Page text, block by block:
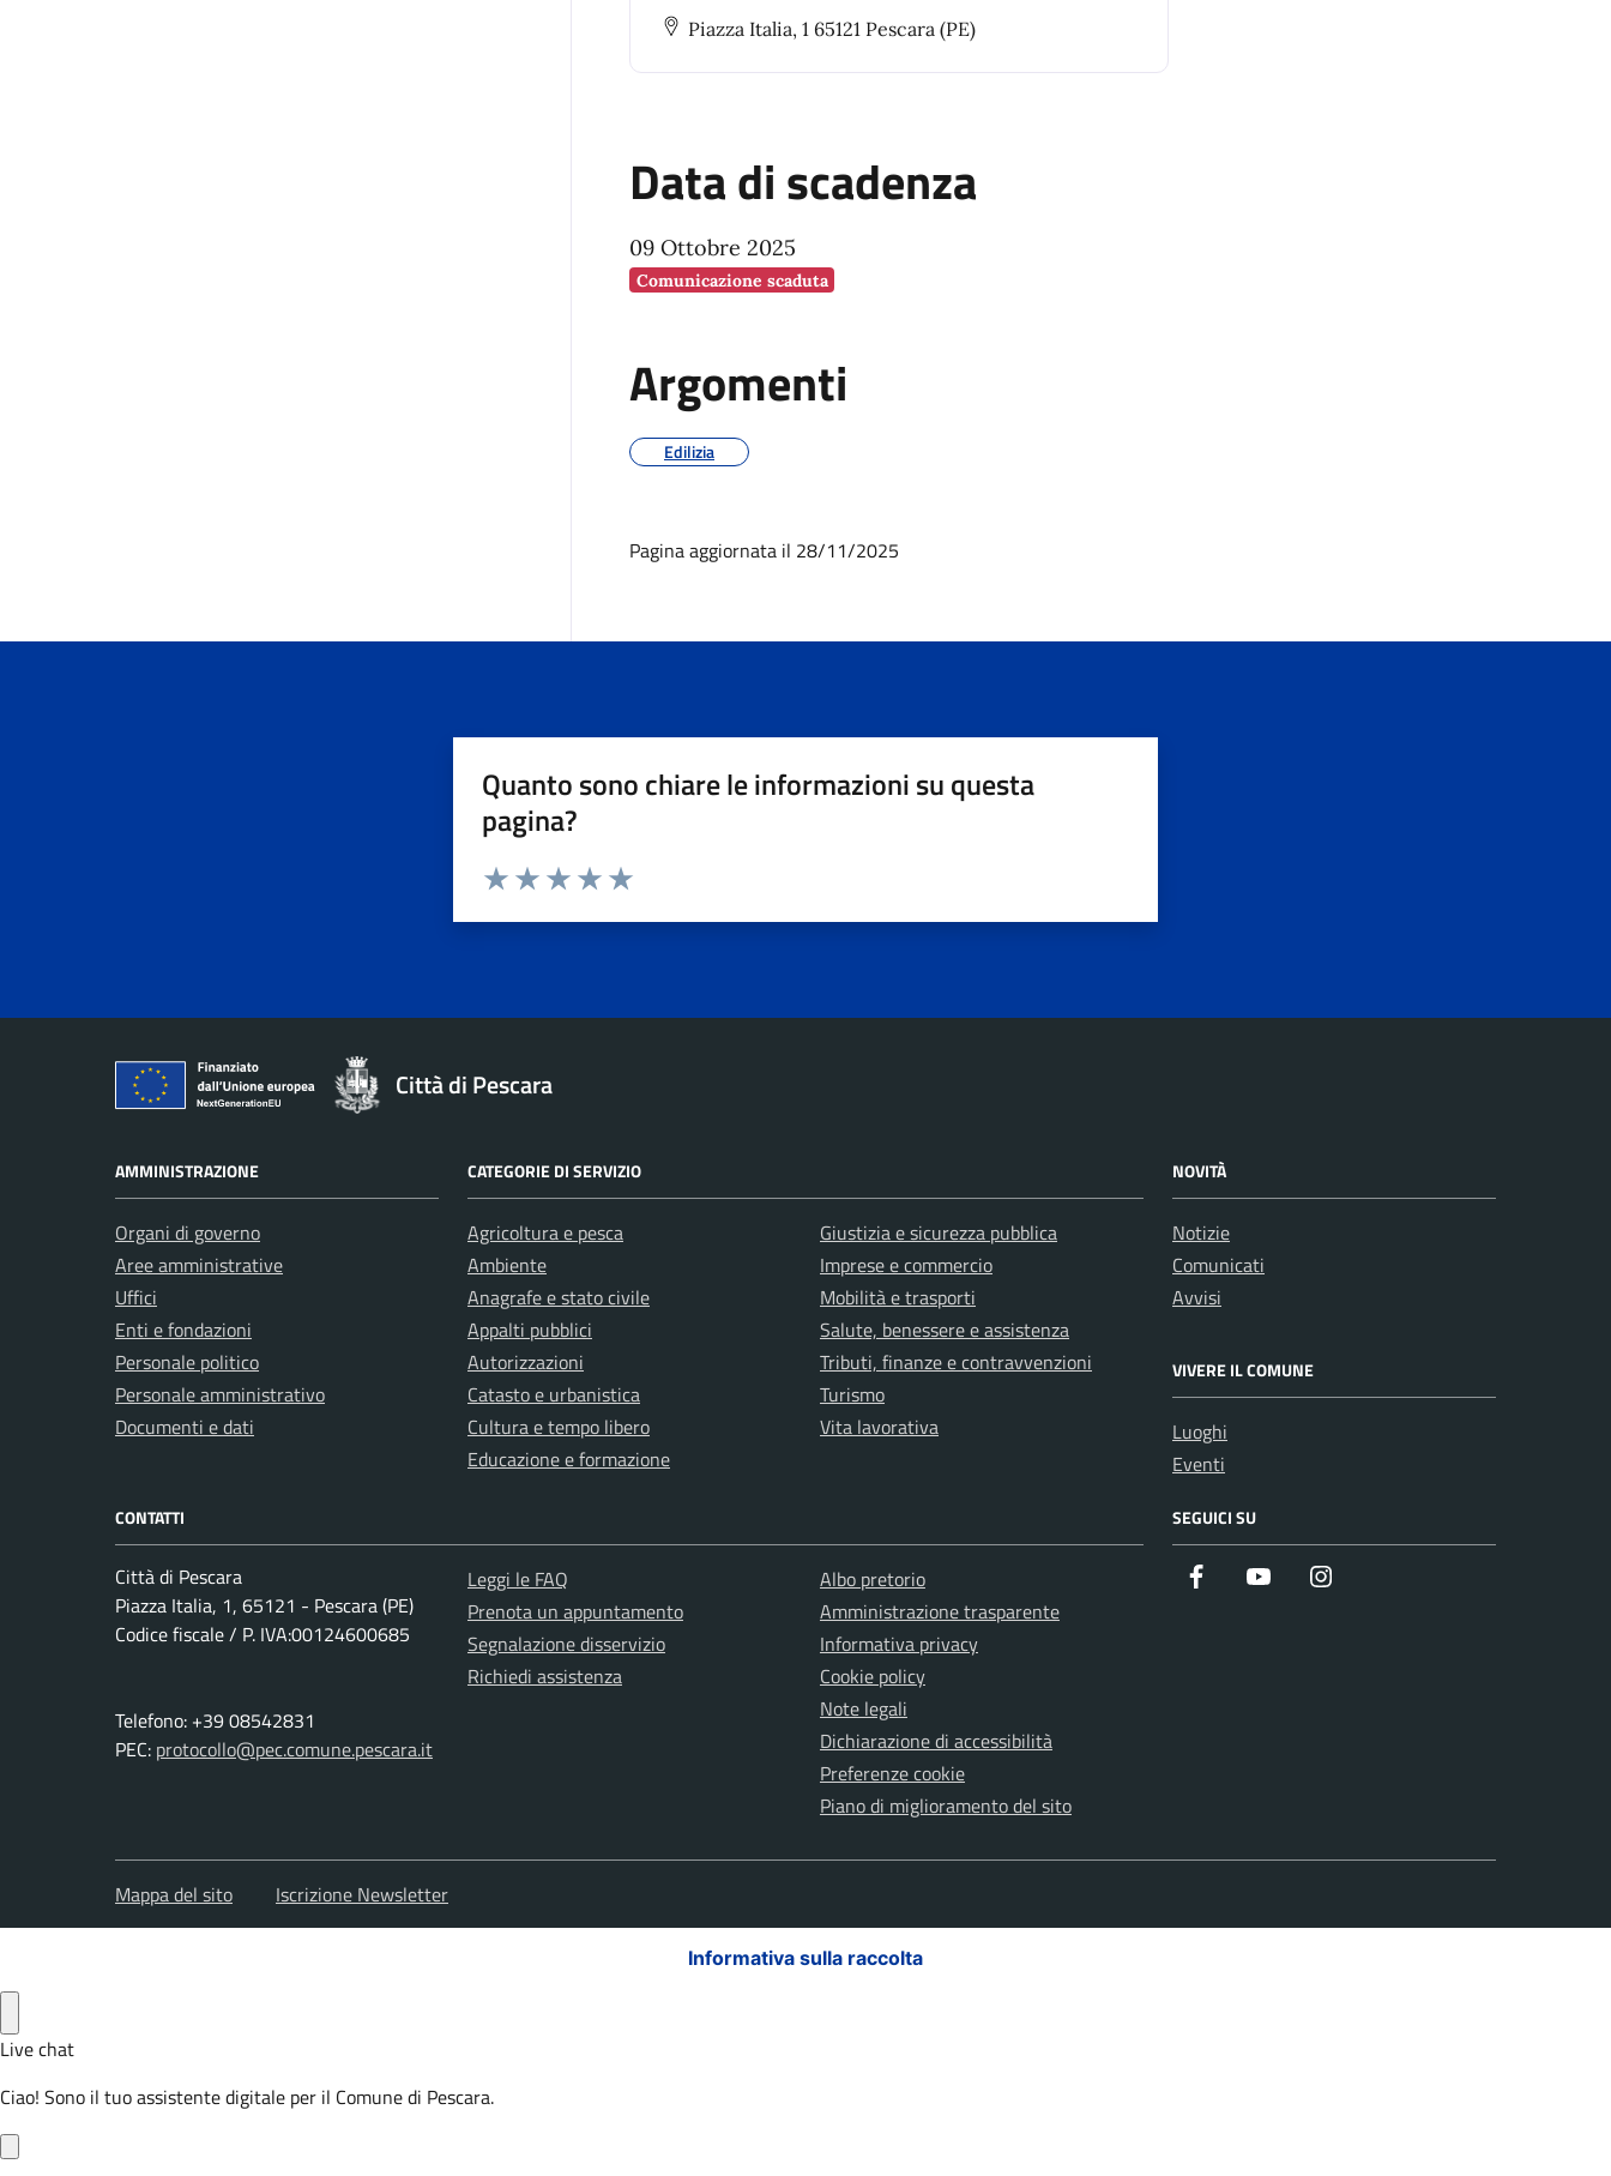
Piazza Italia, 1 65121 Pescara (PE)
Data di scadenza
09 Ottobre 2025
Comunicazione scaduta
Argomenti
Edilizia
Pagina aggiornata il 28/11/2025
Quanto sono chiare le informazioni su questa
pagina?
Città di Pescara
AMMINISTRAZIONE
Organi di governo
Aree amministrative
Uffici
Enti e fondazioni
Personale politico
Personale amministrativo
Documenti e dati
CATEGORIE DI SERVIZIO
Agricoltura e pesca
Ambiente
Anagrafe e stato civile
Appalti pubblici
Autorizzazioni
Catasto e urbanistica
Cultura e tempo libero
Educazione e formazione
Giustizia e sicurezza pubblica
Imprese e commercio
Mobilità e trasporti
Salute, benessere e assistenza
Tributi, finanze e contravvenzioni
Turismo
Vita lavorativa
NOVITÀ
Notizie
Comunicati
Avvisi
VIVERE IL COMUNE
Luoghi
Eventi
CONTATTI
Città di Pescara
Piazza Italia, 1, 65121 - Pescara (PE)
Codice fiscale / P. IVA:00124600685
Telefono: +39 08542831
PEC: protocollo@pec.comune.pescara.it
Leggi le FAQ
Prenota un appuntamento
Segnalazione disservizio
Richiedi assistenza
Albo pretorio
Amministrazione trasparente
Informativa privacy
Cookie policy
Note legali
Dichiarazione di accessibilità
Preferenze cookie
Piano di miglioramento del sito
SEGUICI SU
Facebook Youtube
Mappa del sito Iscrizione Newsletter
Informativa sulla raccolta